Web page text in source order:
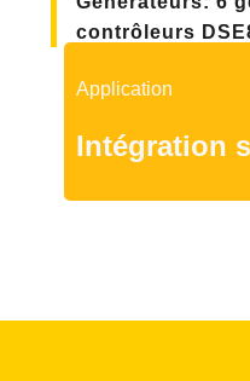
Application
Intégration
contrôleurs